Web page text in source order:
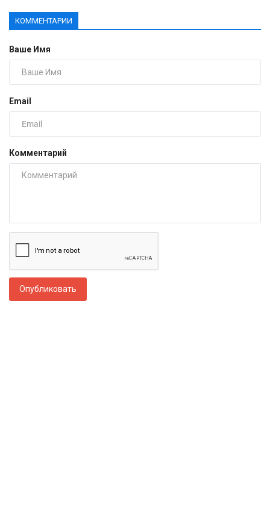
КОММЕНТАРИИ
Ваше Имя
Email
Комментарий
Опубликовать